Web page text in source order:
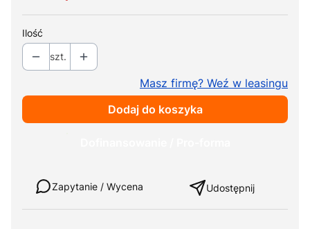
Ilość
szt.
Masz firmę? Weź w leasingu
Dodaj do koszyka
Zapytanie / Wycena Udostępnij